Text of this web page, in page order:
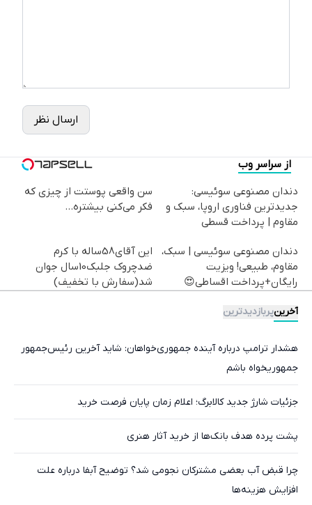
ارسال نظر
از سراسر وب
دندان مصنوعی سوئیسی:
جدیدترین فناوری اروپا، سبک و
مقاوم | پرداخت قسطی
سن واقعی پوستت از چیزی که
فکر می‌کنی بیشتره...
دندان مصنوعی سوئیسی | سبک،
مقاوم، طبیعی! ویزیت
رایگان+پرداخت اقساطی😍
این آقای58ساله با کرم
ضدچروک جلبک10سال جوان
شد(سفارش با تخفیف)
آخرینپربازدیدترین
هشدار ترامپ درباره آینده جمهوری‌خواهان: شاید آخرین رئیس‌جمهور
جمهوریخواه باشم
جزئیات شارژ جدید کالابرگ؛ اعلام زمان پایان فرصت خرید
پشت پرده هدف بانک‌ها از خرید آثار هنری
چرا قبض آب بعضی مشترکان نجومی شد؟ توضیح آبفا درباره علت
افزایش هزینه‌ها